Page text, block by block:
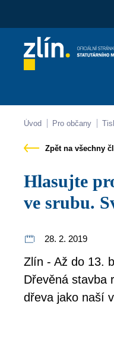
Kontakty
Úvod Pro občany
Zpět na všechny
Hlasujte pro nejlepší dřevěné stavby a vyhrajte pobyt
ve srubu.
28. 2. 2019
Zlín - Až do 13.
Dřevěná stavba
dřeva jako naší